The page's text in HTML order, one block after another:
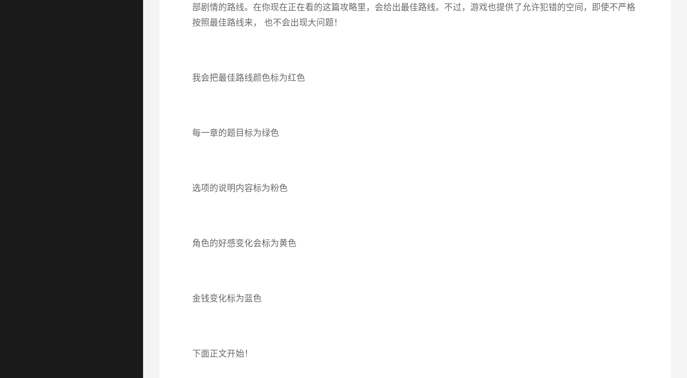
部剧情的路线。在你现在正在看的这篇攻略里，会给出最佳路线。不过，游戏也提供了允许犯错的空间，即使不严格
按照最佳路线来， 也不会出现大问题！
我会把最佳路线颜色标为红色
每一章的题目标为绿色
选项的说明内容标为粉色
角色的好感变化会标为黄色
金钱变化标为蓝色
下面正文开始！